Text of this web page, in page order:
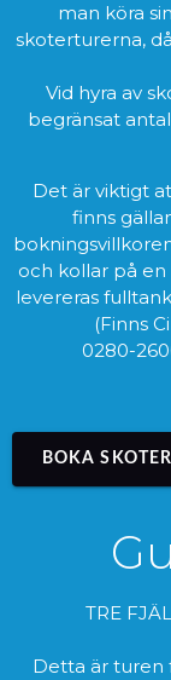
man köra
skoterturerna,
Vid hyra av
begränsat
Det är viktigt
finns
och kollar på
levereras
(Finns
0280-
BOKA SKOTER
TRE
Detta är turen